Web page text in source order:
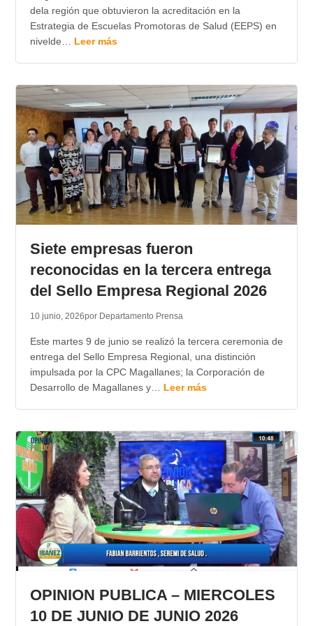
dela región que obtuvieron la acreditación en la
Estrategia de Escuelas Promotoras de Salud (EEPS) en
nivelde… Leer más
Siete empresas fueron
reconocidas en la tercera entrega
del Sello Empresa Regional 2026
10 junio, 2026por Departamento Prensa
Este martes 9 de junio se realizó la tercera ceremonia de
entrega del Sello Empresa Regional, una distinción
impulsada por la CPC Magallanes; la Corporación de
Desarrollo de Magallanes y… Leer más
OPINION PUBLICA – MIERCOLES
10 DE JUNIO DE JUNIO 2026